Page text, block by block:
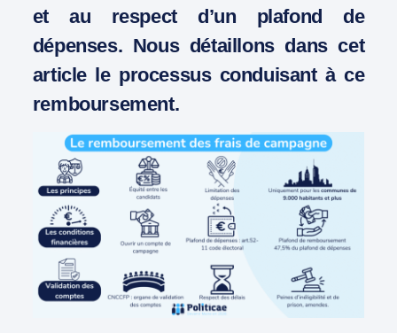
et au respect d’un plafond de
dépenses. Nous détaillons dans cet
article le processus conduisant à ce
remboursement.